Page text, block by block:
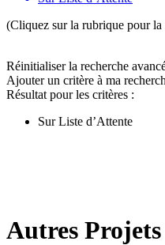
(Cliquez sur la rubrique pour la
Réinitialiser la recherche
Ajouter un critère à ma
Résultat pour les critères :
Sur Liste d’Attente
Autres Projets